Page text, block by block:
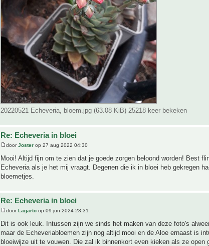
20220521 Echeveria, bloem.jpg (63.08 KiB) 25218 keer bekeken
Re: Echeveria in bloei
doorJoster op 27 aug 2022 04:30
Mooi! Altijd fijn om te zien dat je goede zorgen beloond worden! Best
Echeveria als je het mij vraagt. Degenen die ik in bloei heb gekregen
bloemetjes.
Re: Echeveria in bloei
doorLagarto op 09 jun 2024 23:31
Dit is ook leuk. Intussen zijn we sinds het maken van deze foto's
maar de Echeveriabloemen zijn nog altijd mooi en de Aloe ernaast is
bloeiwijze uit te vouwen. Die zal ik binnenkort even kieken als ze open